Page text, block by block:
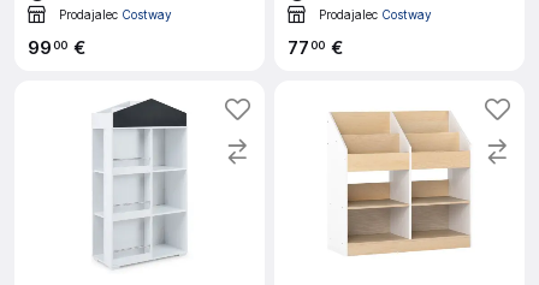
Prodajalec Costway
9900 €
Prodajalec Costway
7700 €